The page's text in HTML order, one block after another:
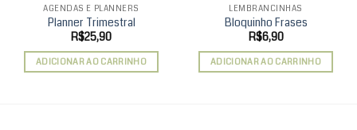
AGENDAS E PLANNERS
Planner Trimestral
R$25,90
ADICIONAR AO CARRINHO
LEMBRANCINHAS
Bloquinho Frases
R$6,90
ADICIONAR AO CARRINHO